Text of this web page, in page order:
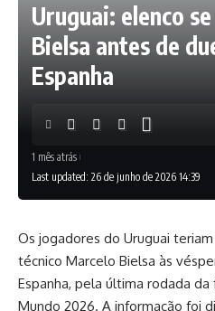
Uruguai: elenco
Bielsa antes de
Espanha
Last updated: 26 de junho de 2026 14:39
1 mês atrás
Os jogadores do Uruguai
técnico Marcelo Bielsa às
Espanha, pela última rodada
Mundo 2026. A informação foi